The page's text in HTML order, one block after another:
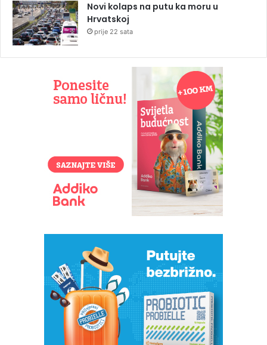
Novi kolaps na putu ka moru u
Hrvatskoj
prije 22 sata